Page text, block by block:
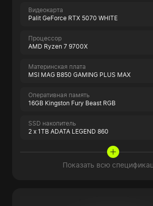
Видеокарта
Palit GeForce RTX 5070 WHITE
Процессор
AMD Ryzen 7 9700X
Материнская плата
MSI MAG B850 GAMING PLUS MAX
Оперативная память
16GB Kingston Fury Beast RGB
SSD накопитель
2 x 1TB ADATA LEGEND 860
Показать всю